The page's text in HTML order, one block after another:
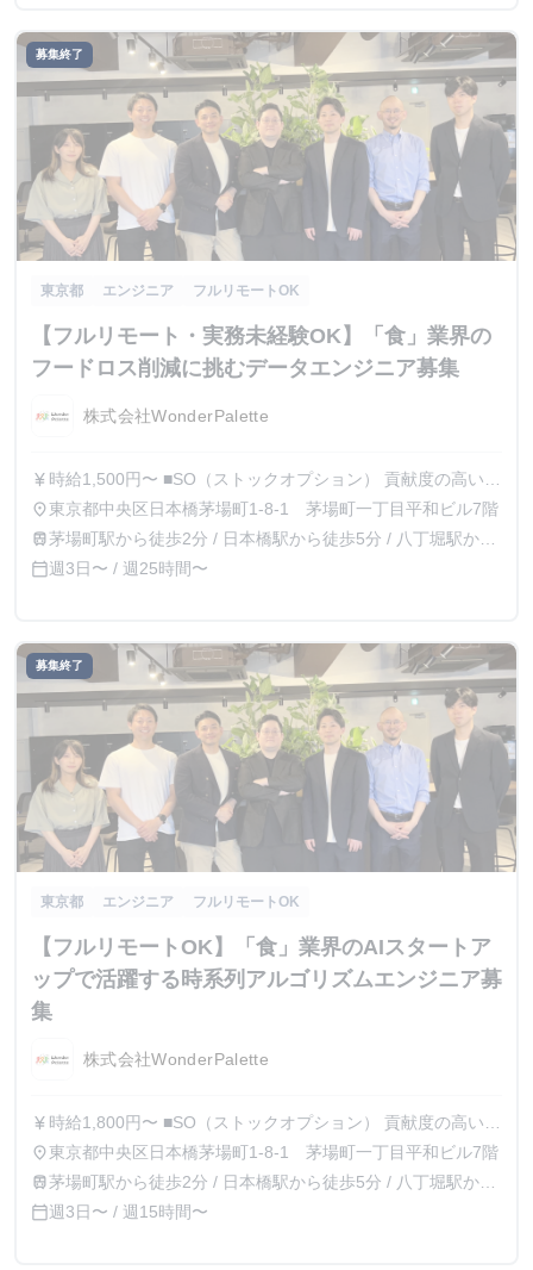
募集終了
東京都 エンジニア フルリモートOK
【フルリモート・実務未経験OK】「食」業界の
フードロス削減に挑むデータエンジニア募集
株式会社WonderPalette
currency_yen 時給1,500円〜 ■SO（ストックオプション） 貢献度の高いメ
ンバーには、SO（ストックオプション）の発行も可能で
す。 退職後の継続保持可能、M＆A時や上場直後にも行使可
ます。
place東京都中央区日本橋茅場町1-8-1 茅場町一丁目平和ビル7階
train茅場町駅から徒歩2分 / 日本橋駅から徒歩5分 / 八丁堀駅から
徒歩8分
calendar_today週3日〜 / 週25時間〜
募集終了
東京都 エンジニア フルリモートOK
【フルリモートOK】「食」業界のAIスタートア
ップで活躍する時系列アルゴリズムエンジニア募
集
株式会社WonderPalette
currency_yen 時給1,800円〜 ■SO（ストックオプション） 貢献度の高いメ
ンバーには、SO（ストックオプション）の発行も可能で
す。 退職後の継続保持可能、M＆A時や上場直後にも行使可
ます。
place東京都中央区日本橋茅場町1-8-1 茅場町一丁目平和ビル7階
train茅場町駅から徒歩2分 / 日本橋駅から徒歩5分 / 八丁堀駅から
徒歩8分
calendar_today週3日〜 / 週15時間〜